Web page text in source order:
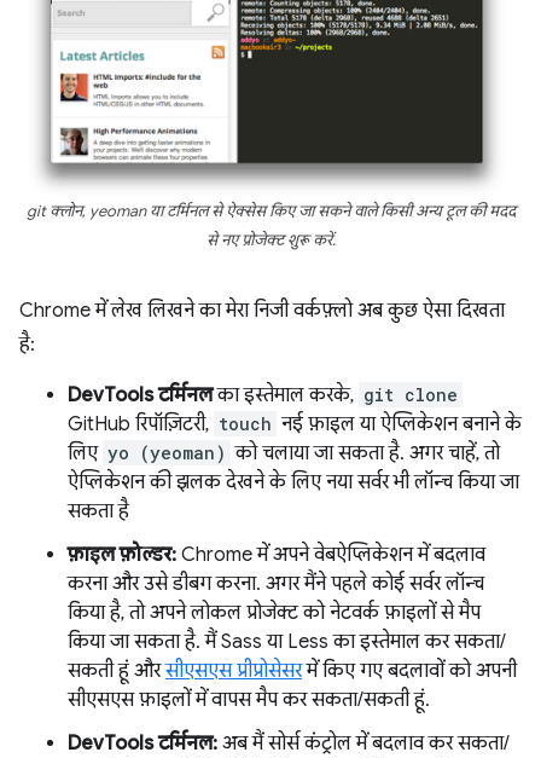
git क्लोन, yeomanया टर्मिनल से ऐक्सेस किए जा सकने वाले किसी अन्य टूल की मदद
से नए प्रोजेक्ट शुरू करें.
Chrome में लेख लिखने का मेरा निजी वर्कफ़्लो अब कुछ ऐसा दिखता
है:
DevTools टर्मिनलका इस्तेमाल करके, git clone
GitHub रिपॉज़िटरी, touch नई फ़ाइल या ऐप्लिकेशन बनाने के
लिए yo (yeoman) को चलाया जा सकता है. अगर चाहें, तो
ऐप्लिकेशन की झलक देखने के लिए नया सर्वर भी लॉन्च किया जा
सकता है
फ़ाइल फ़ोल्डर: Chrome में अपने वेबऐप्लिकेशन में बदलाव
करना और उसे डीबग करना. अगर मैंने पहले कोई सर्वर लॉन्च
किया है, तो अपने लोकल प्रोजेक्ट को नेटवर्क फ़ाइलों से मैप
किया जा सकता है. मैं Sass या Less का इस्तेमाल कर सकता/
सकती हूं औरसीएसएस प्रीप्रोसेसरमें किए गए बदलावों को अपनी
सीएसएस फ़ाइलों में वापस मैप कर सकता/सकती हूं.
DevTools टर्मिनल: अब मैं सोर्स कंट्रोल में बदलाव कर सकता/